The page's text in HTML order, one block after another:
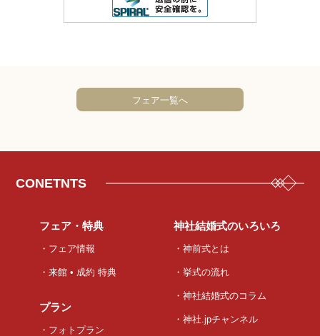
フェア一覧へ
CONETNTS
フェア・特典
・フェア情報
・来館 • 成約 特典
プラン
・フォトプラン
神社結婚式のいろいろ
・神前式とは
・挙式の流れ
・神社結婚式のコラム
・神社.jpチャンネル